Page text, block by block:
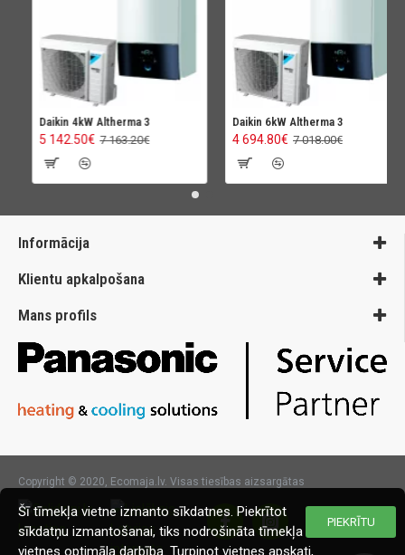
Daikin 4kW Altherma 3
5 142.50€ 7 163.20€
Daikin 6kW Altherma 3
4 694.80€ 7 018.00€
Informācija
Klientu apkalpošana
Mans profils
Copyright © 2020, Ecomaja.lv. Visas tiesības aizsargātas
PIEKRĪTU
Šī tīmekļa vietne izmanto sīkdatnes. Piekrītot
sīkdatņu izmantošanai, tiks nodrošināta tīmekļa
vietnes optimāla darbība. Turpinot vietnes apskati,